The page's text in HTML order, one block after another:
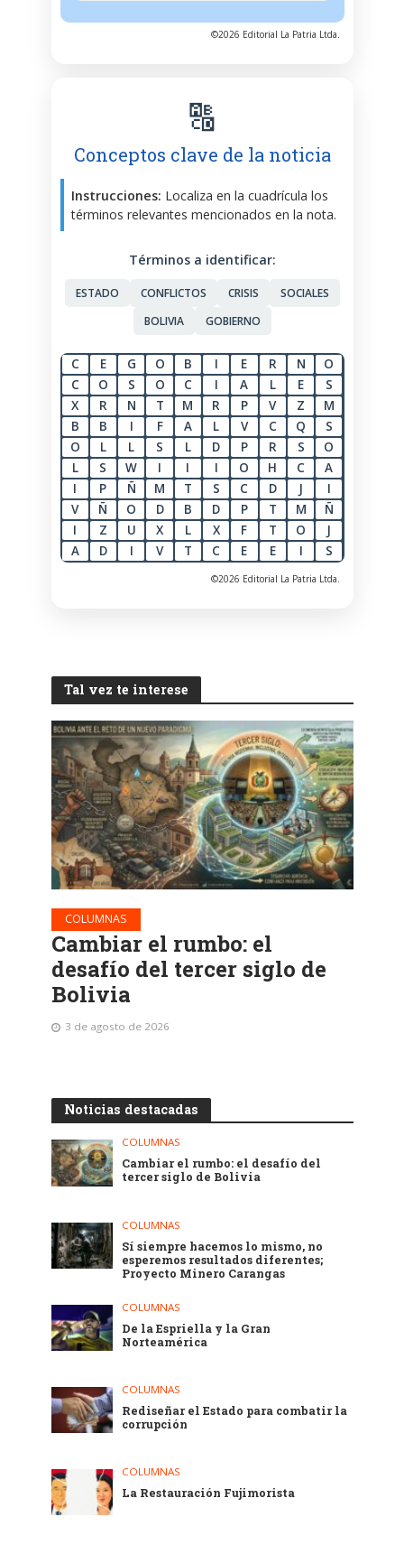
©2026 Editorial La Patria Ltda.
🔠
Conceptos clave de la noticia
Instrucciones: Localiza en la cuadrícula los
términos relevantes mencionados en la nota.
Términos a identificar:
ESTADO CONFLICTOS CRISIS
SOCIALES
BOLIVIA
GOBIERNO
C E G O B I E R N
O
C
O S O C I A L E
S
X
R N T M R P V Z
M
B
B I F A L V C Q
S
O
L L S L D P R S
O
L
S W I I I O H C
A
I
P Ñ M T S C D J
I
V
Ñ O D B D P T M
Ñ
I
Z U X L X F T O
J
A
D I V T C E E I S
©2026 Editorial La Patria Ltda.
Tal vez te interese
COLUMNAS
Cambiar el rumbo: el
desafío del tercer siglo de
Bolivia
3 de agosto de 2026
Noticias destacadas
COLUMNAS
Cambiar el rumbo: el desafío del
tercer siglo de Bolivia
COLUMNAS
Sí siempre hacemos lo mismo, no
esperemos resultados diferentes;
Proyecto Minero Carangas
COLUMNAS
De la Espriella y la Gran
Norteamérica
COLUMNAS
Rediseñar el Estado para combatir la
corrupción
COLUMNAS
La Restauración Fujimorista